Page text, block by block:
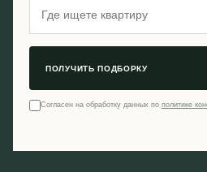
ПОЛУЧИТЬ ПОДБОРКУ
Согласен на обработку данных по политике